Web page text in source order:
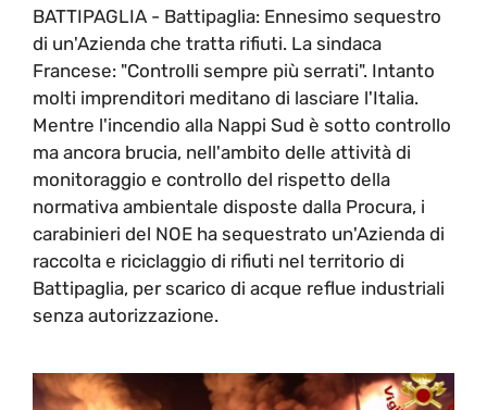
BATTIPAGLIA - Battipaglia: Ennesimo sequestro
di un'Azienda che tratta rifiuti. La sindaca
Francese: "Controlli sempre più serrati". Intanto
molti imprenditori meditano di lasciare l'Italia.
Mentre l'incendio alla Nappi Sud è sotto controllo
ma ancora brucia, nell'ambito delle attività di
monitoraggio e controllo del rispetto della
normativa ambientale disposte dalla Procura, i
carabinieri del NOE ha sequestrato un'Azienda di
raccolta e riciclaggio di rifiuti nel territorio di
Battipaglia, per scarico di acque reflue industriali
senza autorizzazione.